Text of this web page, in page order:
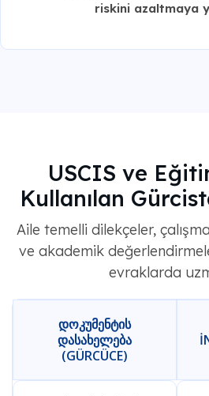
riskini azaltmaya
USCIS ve
Kullanılan
Aile temelli dilekçeler,
ve akademik
evraklarda
ᲓᲝᲙᲣᲛᲔᲜᲢᲘᲡ
ᲓᲐᲡᲐᲮᲔᲚᲔᲑᲐ
(GÜRCÜCE)